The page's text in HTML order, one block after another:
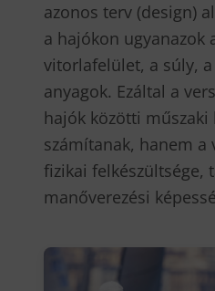
azonos terv (design)
a hajókon ugyanazok
vitorlafelület, a súly,
anyagok. Ezáltal a
hajók közötti műszaki
számítanak, hanem a
fizikai felkészültsége,
manőverezési